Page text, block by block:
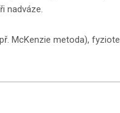
nadváze.
McKenzie metoda),